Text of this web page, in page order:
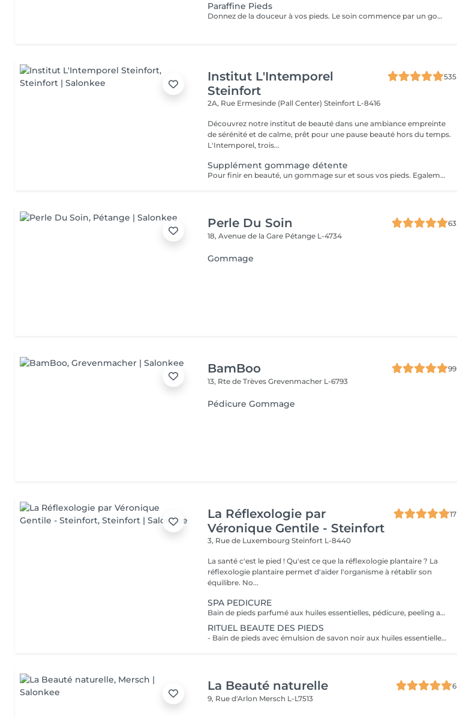
Paraffine Pieds
Donnez de la douceur à vos pieds. Le soin commence par un gommage de la demi-jambe et des pieds, puis avec un grand pinceau la spécialiste de beauté applique la paraffine chaude sur chaque pieds, ce masque va poser environ 15 min, puis vient le moment de la détente: le modelage des pieds, relaxation suprême. Résultat des pieds doux comme une peau de bébé.
Institut L'Intemporel
Steinfort
535
2A, Rue Ermesinde (Pall Center)Steinfort L-8416
Découvrez notre institut de beauté dans une ambiance empreinte
de sérénité et de calme, prêt pour une pause beauté hors du temps.
L'Intemporel, trois...
Supplément gommage détente
Pour finir en beauté, un gommage sur et sous vos pieds. Egalement entre les orteils. Pour une meilleure pénétration de la crème pieds. Uniquement avec un service de beauté des pieds / pédicure effectué à l'institut le même jour.
Perle Du Soin
63
18, Avenue de la Gare Pétange L-4734
Gommage
BamBoo
99
13, Rte de TrèvesGrevenmacher L-6793
Pédicure Gommage
La Réflexologie par
Véronique Gentile - Steinfort
17
3, Rue de LuxembourgSteinfort L-8440
La santé c'est le pied ! Qu'est ce que la réflexologie plantaire ? La
réflexologie plantaire permet d'aider l'organisme à rétablir son
équilibre. No...
SPA PEDICURE
Bain de pieds parfumé aux huiles essentielles, pédicure, peeling au sel senteur orientale, masque chaussettes, massage au beurre de karité
RITUEL BEAUTE DES PIEDS
- Bain de pieds avec émulsion de savon noir aux huiles essentielles méthode traditionnel marocaine - Gommage au sel senteur orientale - Collagène masque/chaussettes - Massage des pieds relaxant et défatigant activant ainsi la circulation sanguine et libérant toute les tensions au beurre de karité
La Beauté naturelle
6
9, Rue d'Arlon Mersch L-L7513